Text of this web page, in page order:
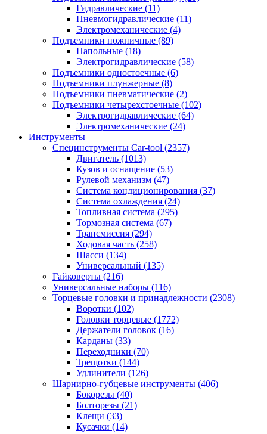
Гидравлические (11)
Пневмогидравлические (11)
Электромеханические (4)
Подъемники ножничные (89)
Напольные (18)
Электрогидравлические (58)
Подъемники одностоечные (6)
Подъемники плунжерные (8)
Подъемники пневматические (2)
Подъемники четырехстоечные (102)
Электрогидравлические (64)
Электромеханические (24)
Инструменты
Специнструменты Car-tool (2357)
Двигатель (1013)
Кузов и оснащение (53)
Рулевой механизм (47)
Система кондиционирования (37)
Система охлаждения (24)
Топливная система (295)
Тормозная система (67)
Трансмиссия (294)
Ходовая часть (258)
Шасси (134)
Универсальный (135)
Гайковерты (216)
Универсальные наборы (116)
Торцевые головки и принадлежности (2308)
Воротки (102)
Головки торцевые (1772)
Держатели головок (16)
Карданы (33)
Переходники (70)
Трещотки (144)
Удлинители (126)
Шарнирно-губцевые инструменты (406)
Бокорезы (40)
Болторезы (21)
Клещи (33)
Кусачки (14)